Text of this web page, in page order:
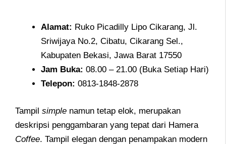
Alamat: Ruko Picadilly Lipo Cikarang, Jl.
Sriwijaya No.2, Cibatu, Cikarang Sel.,
Kabupaten Bekasi, Jawa Barat 17550
Jam Buka: 08.00 – 21.00 (Buka Setiap Hari)
Telepon: 0813-1848-2878
Tampil simple namun tetap elok, merupakan
deskripsi penggambaran yang tepat dari Hamera
Coffee. Tampil elegan dengan penampakan modern